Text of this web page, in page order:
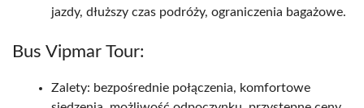
jazdy, dłuższy czas podróży, ograniczenia bagażowe.
Bus Vipmar Tour:
Zalety: bezpośrednie połączenia, komfortowe